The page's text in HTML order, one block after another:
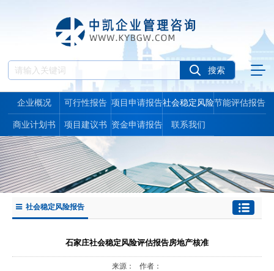
企业概况 可行性报告 项目申请报告社会稳定风险
报告
节能评估报告
商业计划书 项目建议书 资金申请报告 联系我们
社会稳定风险报告
石家庄社会稳定风险评估报告房地产核准
来源： 作者：